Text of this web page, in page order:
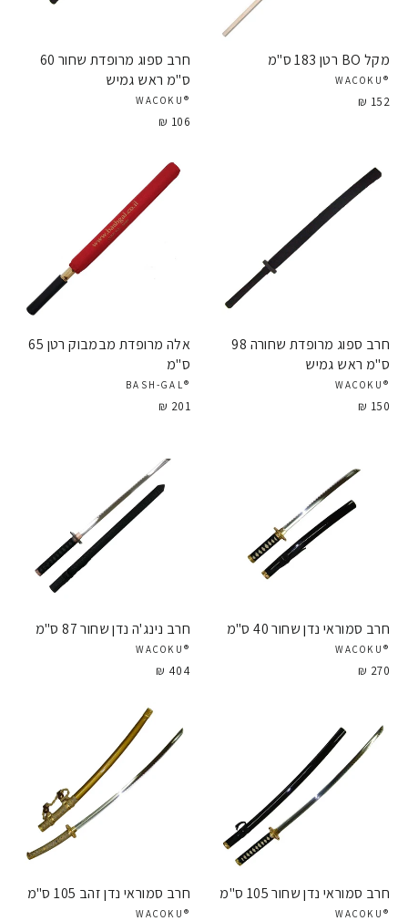
מקל BO רטן 183 ס"מ
®WACOKU
152 ₪
חרב ספוג מרופדת שחור 60
ס"מ ראש גמיש
®WACOKU
106 ₪
חרב ספוג מרופדת שחורה 98
ס"מ ראש גמיש
®WACOKU
150 ₪
אלה מרופדת מבמבוק רטן 65
ס"מ
®BASH-GAL
201 ₪
חרב סמוראי נדן שחור 40 ס"מ
®WACOKU
270 ₪
חרב נינג'ה נדן שחור 87 ס"מ
®WACOKU
404 ₪
חרב סמוראי נדן שחור 105 ס"מ
®WACOKU
חרב סמוראי נדן זהב 105 ס"מ
®WACOKU